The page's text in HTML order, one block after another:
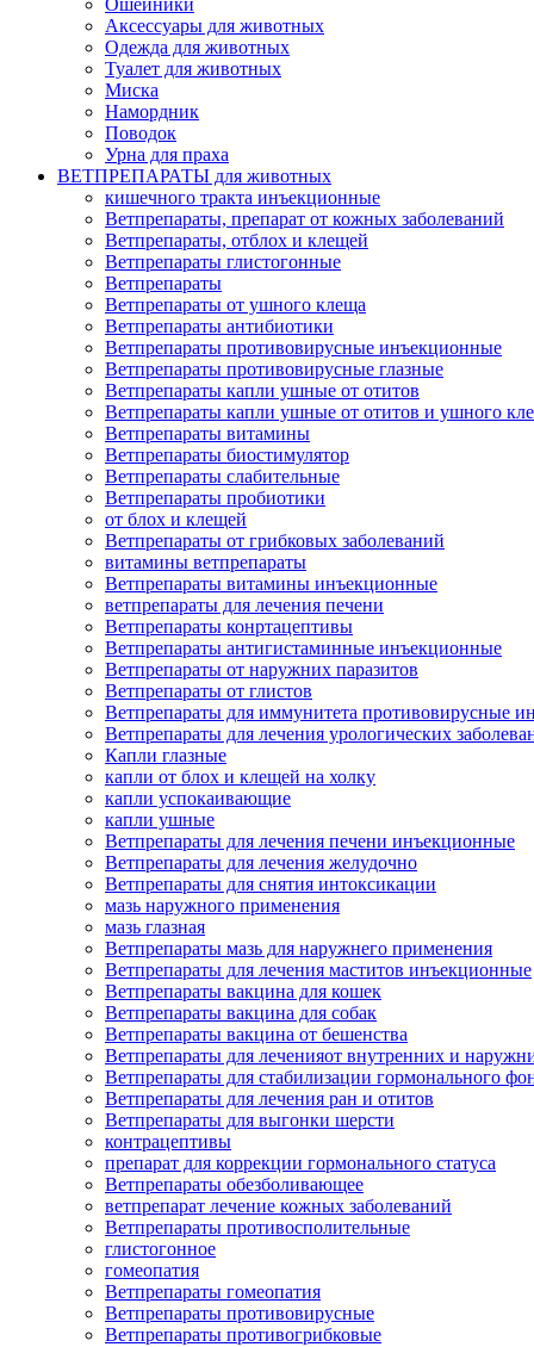
Аксессуары для животных
Одежда для животных
Туалет для животных
Миска
Намордник
Поводок
Урна для праха
ВЕТПРЕПАРАТЫ для животных
кишечного тракта инъекционные
Ветпрепараты, препарат от кожных заболеваний
Ветпрепараты, отблох и клещей
Ветпрепараты глистогонные
Ветпрепараты
Ветпрепараты от ушного клеща
Ветпрепараты антибиотики
Ветпрепараты противовирусные инъекционные
Ветпрепараты противовирусные глазные
Ветпрепараты капли ушные от отитов
Ветпрепараты капли ушные от отитов и ушного
Ветпрепараты витамины
Ветпрепараты биостимулятор
Ветпрепараты слабительные
Ветпрепараты пробиотики
от блох и клещей
Ветпрепараты от грибковых заболеваний
витамины ветпрепараты
Ветпрепараты витамины инъекционные
ветпрепараты для лечения печени
Ветпрепараты конртацептивы
Ветпрепараты антигистаминные инъекционные
Ветпрепараты от наружних паразитов
Ветпрепараты от глистов
Ветпрепараты для иммунитета противовирусные
Ветпрепараты для лечения урологических
Капли глазные
капли от блох и клещей на холку
капли успокаивающие
капли ушные
Ветпрепараты для лечения печени инъекционные
Ветпрепараты для лечения желудочно
Ветпрепараты для снятия интоксикации
мазь наружного применения
мазь глазная
Ветпрепараты мазь для наружнего применения
Ветпрепараты для лечения маститов инъекционные
Ветпрепараты вакцина для кошек
Ветпрепараты вакцина для собак
Ветпрепараты вакцина от бешенства
Ветпрепараты для леченияот внутренних и
Ветпрепараты для стабилизации гормонального
Ветпрепараты для лечения ран и отитов
Ветпрепараты для выгонки шерсти
контрацептивы
препарат для коррекции гормонального статуса
Ветпрепараты обезболивающее
ветпрепарат лечение кожных заболеваний
Ветпрепараты противосполительные
глистогонное
гомеопатия
Ветпрепараты гомеопатия
Ветпрепараты противовирусные
Ветпрепараты противогрибковые